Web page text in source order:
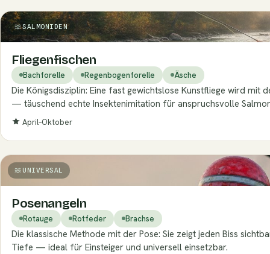
SALMONIDEN
Fliegenfischen
Bachforelle Regenbogenforelle Äsche
Die Königsdisziplin: Eine fast gewichtslose Kunstfliege wird mit
— täuschend echte Insektenimitation für anspruchsvolle
April–Oktober
UNIVERSAL
Posenangeln
Rotauge Rotfeder Brachse
Die klassische Methode mit der Pose: Sie zeigt jeden Biss
Tiefe — ideal für Einsteiger und universell einsetzbar.